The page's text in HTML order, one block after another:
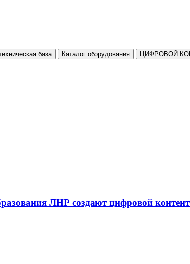
база Каталог оборудования ЦИФРОВОЙ
ЛНР создают цифровой